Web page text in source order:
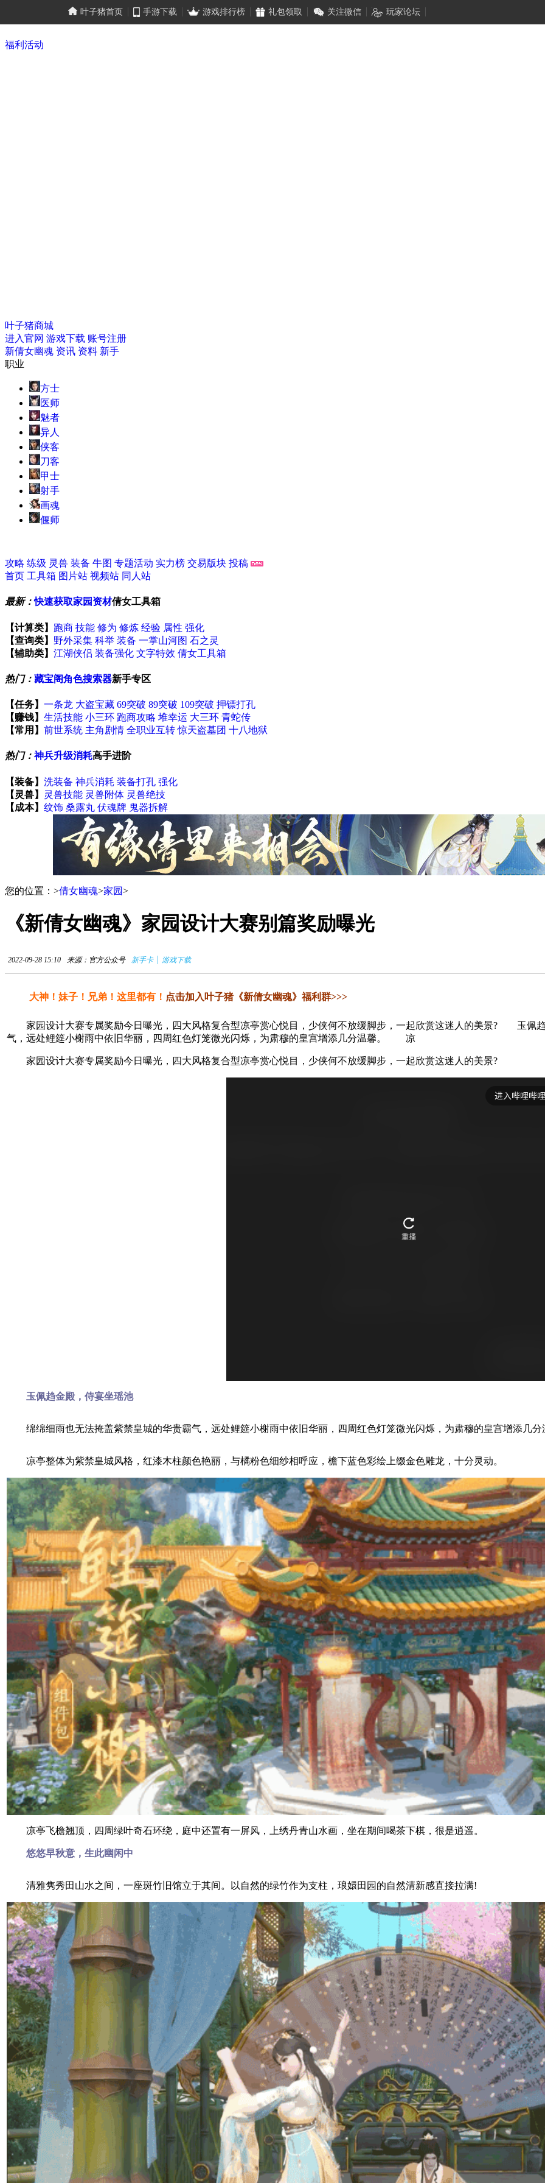
福利活动
叶子猪商城
进入官网 游戏下载 账号注册
新倩女幽魂 资讯 资料 新手
职业
方士
医师
魅者
异人
侠客
刀客
甲士
射手
画魂
偃师
攻略 练级 灵兽 装备 牛图 专题活动 实力榜 交易版块 投稿
首页 工具箱 图片站 视频站 同人站
最新：快速获取家园资材倩女工具箱
【计算类】 跑商 技能 修为 修炼 经验 属性 强化
【查询类】 野外采集 科举 装备 一掌山河图 石之灵
【辅助类】 江湖侠侣 装备强化 文字特效 倩女工具箱
热门： 藏宝阁角色搜索器新手专区
【任务】 一条龙 大盗宝藏 69突破 89突破 109突破 押镖打孔
【赚钱】 生活技能 小三环 跑商攻略 堆幸运 大三环 青蛇传
【常用】 前世系统 主角剧情 全职业互转 惊天盗墓团 十八地狱
热门：神兵升级消耗高手进阶
【装备】 洗装备 神兵消耗 装备打孔 强化
【灵兽】
灵兽技能 灵兽附体 灵兽绝技
【成本】 纹饰 桑露丸 伏魂牌 鬼器拆解
您的位置： >倩女幽魂>家园>
《新倩女幽魂》家园设计大赛别篇奖励曝光
2022-09-28 15:10 来源：官方公众号 新手卡 游戏下载
大神！妹子！兄弟！这里都有！ 点击加入叶子猪《新倩女幽魂》福利群>>>
家园设计大赛专属奖励今日曝光，四大风格复合型凉亭赏心悦目，少侠何不放缓脚步，一起欣赏这迷人的美景? 玉
气，远处鲤筵小榭雨中依旧华丽，四周红色灯笼微光闪烁，为肃穆的皇宫增添几分温馨。 凉
家园设计大赛专属奖励今日曝光，四大风格复合型凉亭赏心悦目，少侠何不放缓脚步，一起欣赏这迷人的美景?
玉佩趋金殿，侍宴坐瑶池
绵绵细雨也无法掩盖紫禁皇城的华贵霸气，远处鲤筵小榭雨中依旧华丽，四周红色灯笼微光闪烁，为肃穆的皇宫增添几分
凉亭整体为紫禁皇城风格，红漆木柱颜色艳丽，与橘粉色细纱相呼应，檐下蓝色彩绘上缀金色雕龙，十分灵动。
凉亭飞檐翘顶，四周绿叶奇石环绕，庭中还置有一屏风，上绣丹青山水画，坐在期间喝茶下棋，很是逍遥。
悠悠早秋意，生此幽闲中
清雅隽秀田山水之间，一座斑竹旧馆立于其间。以自然的绿竹作为支柱，琅嬛田园的自然清新感直接拉满!
叶子猪首页 手游下载 游戏排行榜 礼包领取 关注微信 玩家论坛